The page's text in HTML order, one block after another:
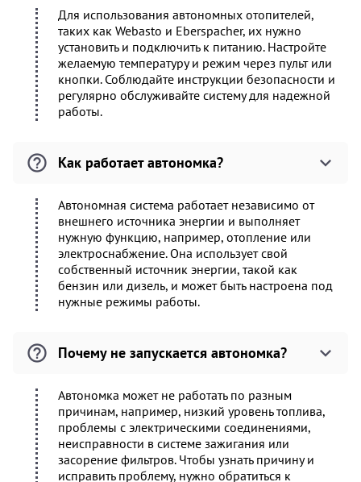
Для использования автономных отопителей,
таких как Webasto и Eberspacher, их нужно
установить и подключить к питанию. Настройте
желаемую температуру и режим через пульт или
кнопки. Соблюдайте инструкции безопасности и
регулярно обслуживайте систему для надежной
работы.
Как работает автономка?
Автономная система работает независимо от
внешнего источника энергии и выполняет
нужную функцию, например, отопление или
электроснабжение. Она использует свой
собственный источник энергии, такой как
бензин или дизель, и может быть настроена под
нужные режимы работы.
Почему не запускается автономка?
Автономка может не работать по разным
причинам, например, низкий уровень топлива,
проблемы с электрическими соединениями,
неисправности в системе зажигания или
засорение фильтров. Чтобы узнать причину и
исправить проблему, нужно обратиться к